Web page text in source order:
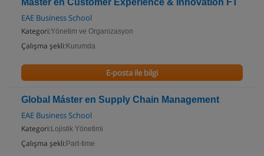
Master en Customer Experience & Innovation FT
EAE Business School
Kategori:Yönetim ve Organizasyon
Çalışma şekli: Kurumda
E-posta ile bilgi
Global Máster en Supply Chain Management
EAE Business School
Kategori: Lojistik Yönetimi
Çalışma şekli: Part-time